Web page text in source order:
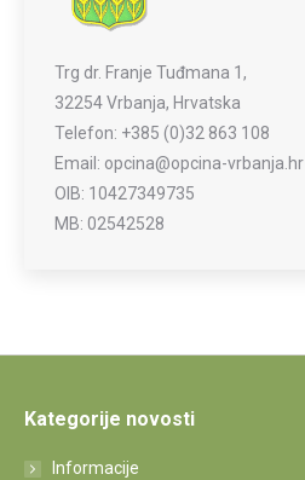
Trg dr. Franje Tuđmana 1,
32254 Vrbanja, Hrvatska
Telefon: +385 (0)32 863 108
Email: opcina@opcina-vrbanja.hr
OIB: 10427349735
MB: 02542528
Kategorije novosti
Informacije